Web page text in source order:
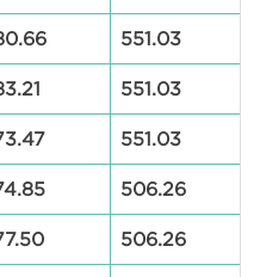
551.03
551.03
551.03
506.26
506.26